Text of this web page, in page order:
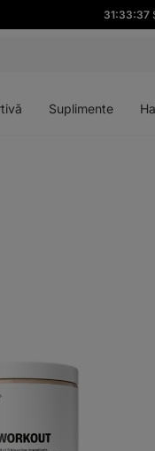
31:33:36
Suplimente